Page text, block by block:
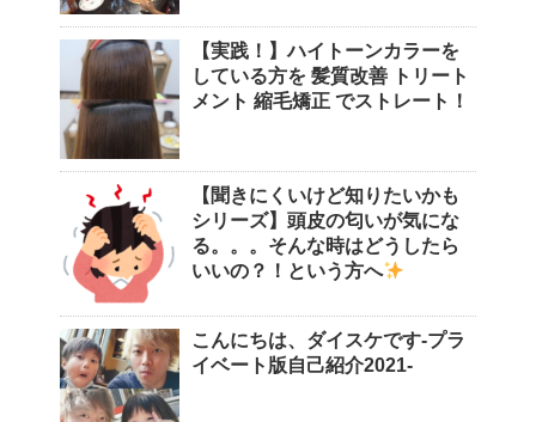
【実践！】ハイトーンカラーを
している方を 髪質改善 トリート
メント 縮毛矯正 でストレート！
【聞きにくいけど知りたいかも
シリーズ】頭皮の匂いが気にな
る。。。そんな時はどうしたら
いいの？！という方へ
こんにちは、ダイスケです-プラ
イベート版自己紹介2021-